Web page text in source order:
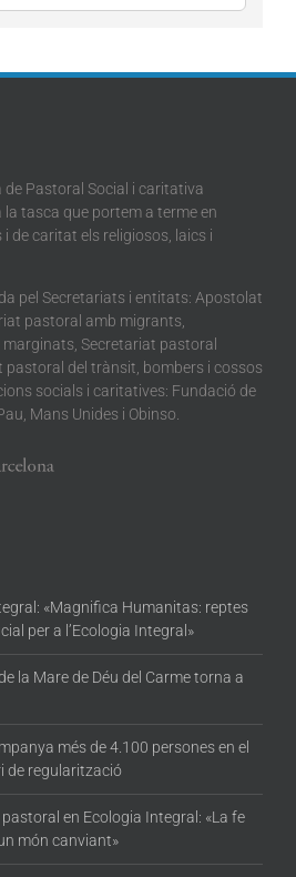
de Pastoral Social i caritativa
tasca que portem a terme en
de caritat els religiosos, laics i
pel Secretariats i entitats: Apostolat
pastoral amb migrants,
Secretariat pastoral
pastoral del trànsit, bombers i cossos
socials i caritatives: Fundació de
Mans Unides i Obinso.
«Magnifica Humanitas: reptes
per a l’Ecologia Integral»
la Mare de Déu del Carme torna a
més de 4.100 persones en el
de regularització
en Ecologia Integral: «La fe
món canviant»